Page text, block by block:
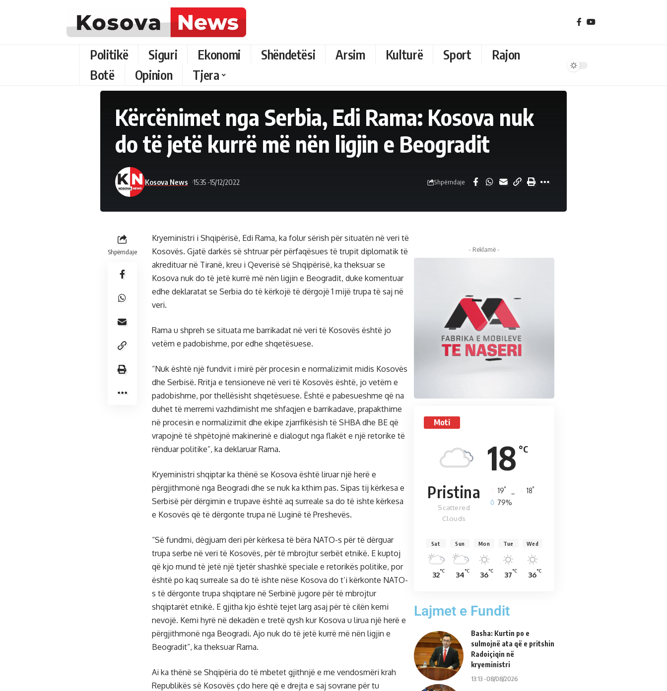
Politikë Siguri Ekonomi Shëndetësi Arsim Kulturë Sport
Rajon
Botë
Opinion Tjera
Kërcënimet nga Serbia, Edi Rama: Kosova nuk
do të jetë kurrë më nën ligjin e Beogradit
Kosova News 15:35 -15/12/2022 Shpërndaje
Shpërndaje
Kryeministri i Shqipërisë, Edi Rama, ka folur sërish për situatën në veri të
Kosovës. Gjatë darkës së shtruar për përfaqësues të trupit diplomatik të
akredituar në Tiranë, kreu i Qeverisë së Shqipërisë, ka theksuar se
Kosova nuk do të jetë kurrë më nën ligjin e Beogradit, duke komentuar
edhe deklaratat se Serbia do të kërkojë të dërgojë 1 mijë trupa të saj në
veri.
Rama u shpreh se situata me barrikadat në veri të Kosovës është jo
vetëm e padobishme, por edhe shqetësuese.
“Nuk është një fundvit i mirë për procesin e normalizimit midis Kosovës
dhe Serbisë. Rritja e tensioneve në veri të Kosovës është, jo vetëm e
padobishme, por thellësisht shqetësuese. Është e pabesueshme që na
duhet të merremi vazhdimisht me shfaqjen e barrikadave, prapakthime
në procesin e normalizimit dhe ekipe zjarrfikësish të SHBA dhe BE që
vrapojnë të shpëtojnë makinerinë e dialogut nga flakët e një retorike të
rënduar politike”, ka deklaruar Rama.
Kryeministri shqiptar ka thënë se Kosova është liruar një herë e
përgjithmonë nga Beogradi dhe se nuk ka kthim pas. Sipas tij kërkesa e
Serbisë për dërgimin e trupave është aq surreale sa do të ishte kërkesa
e Kosovës që të dërgonte trupa në Luginë të Preshevës.
“Së fundmi, dëgjuam deri për kërkesa të bëra NATO-s për të dërguar
trupa serbe në veri të Kosovës, për të mbrojtur serbët etnikë. E kuptoj
që kjo mund të jetë një tjetër shashkë speciale e retorikës politike, por
është po kaq surreale sa do të ishte nëse Kosova do t’i kërkonte NATO-
s të dërgonte trupa shqiptare në Serbinë jugore për të mbrojtur
shqiptarët etnikë. E gjitha kjo është tejet larg asaj për të cilën kemi
nevojë. Kemi hyrë në dekadën e tretë qysh kur Kosova u lirua një herë e
përgjithmonë nga Beogradi. Ajo nuk do të jetë kurrë më nën ligjin e
Beogradit”, ka theksuar Rama.
Ai ka thënë se Shqipëria do të mbetet gjithnjë e me vendosmëri krah
Republikës së Kosovës çdo here që e drejta e saj sovrane për tu
- Reklamë -
Moti
18 °C
Pristina
Scattered
Clouds
19° 18°
79%
Sat
32°C
Sun
34°C
Mon
36°C
Tue
37°C
Wed
36°C
Lajmet e Fundit
Basha: Kurtin po e
sulmojnë ata që e pritshin
Radoiçiqin në
kryeministri
13:13 -08/08/2026